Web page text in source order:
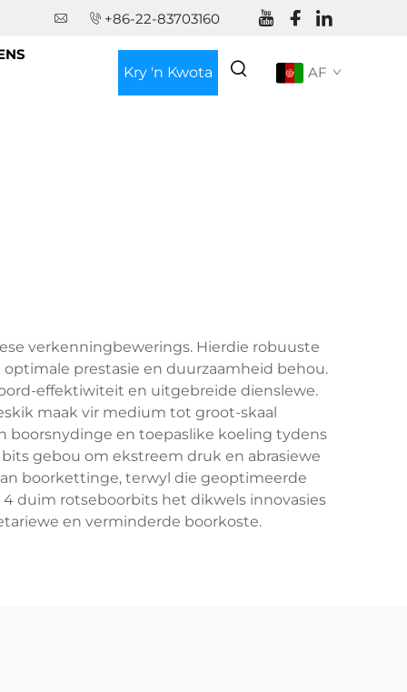
+86-22-83703160
Kry 'n Kwota AF
verkenningbewerings. Hierdie robuuste
prestasie en duurzaamheid behou.
effektiwiteit en uitgebreide dienslewe.
maak vir medium tot groot-skaal
boorsnydinge en toepaslike koeling tydens
gebou om ekstreem druk en abrasiewe
boorkettinge, terwyl die geoptimeerde
duim rotseboorbits het dikwels innovasies
en verminderde boorkoste.